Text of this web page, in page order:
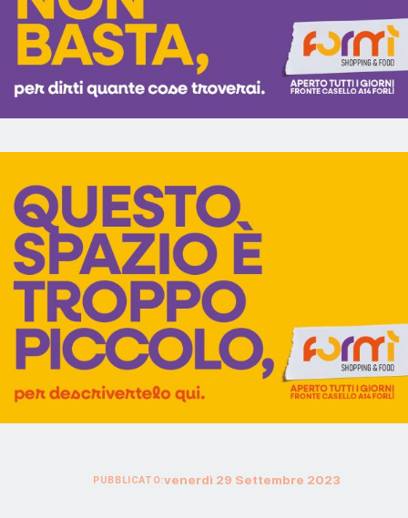
PUBBLICATO:venerdì 29 Settembre 2023